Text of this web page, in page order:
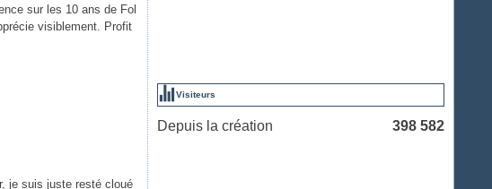
sur les 10 ans de Fol
visiblement. Profit
je suis juste resté cloué
Visiteurs
Depuis la création 398 582